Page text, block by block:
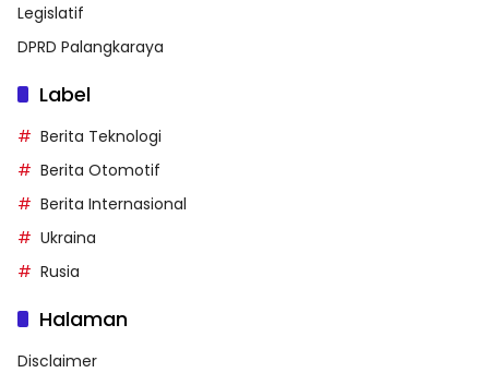
Legislatif
DPRD Palangkaraya
Label
Berita Teknologi
Berita Otomotif
Berita Internasional
Ukraina
Rusia
Halaman
Disclaimer